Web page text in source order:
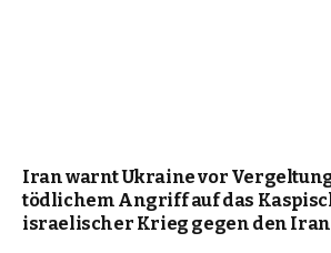
Iran warnt Ukraine vor
tödlichem Angriff auf das
israelischer Krieg gegen den